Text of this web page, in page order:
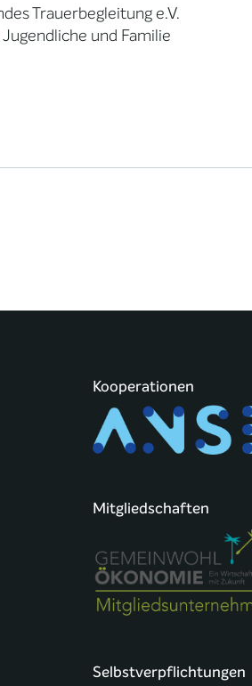
Trauerbegleitung e.V.
und Familie
Kooperationen
Mitgliedschaften
Selbstverpflichtungen